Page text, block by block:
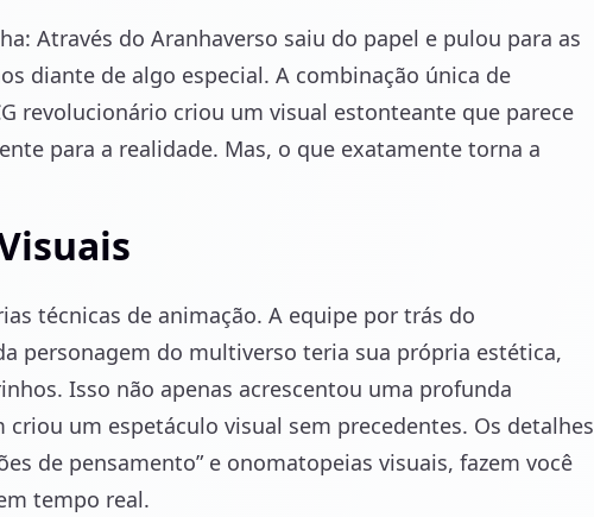
Através do Aranhaverso saiu do papel e pulou para as
diante de algo especial. A combinação única de
revolucionário criou um visual estonteante que parece
para a realidade. Mas, o que exatamente torna a
técnicas de animação. A equipe por trás do
personagem do multiverso teria sua própria estética,
Isso não apenas acrescentou uma profunda
um espetáculo visual sem precedentes. Os detalhes
de pensamento” e onomatopeias visuais, fazem você
tempo real.